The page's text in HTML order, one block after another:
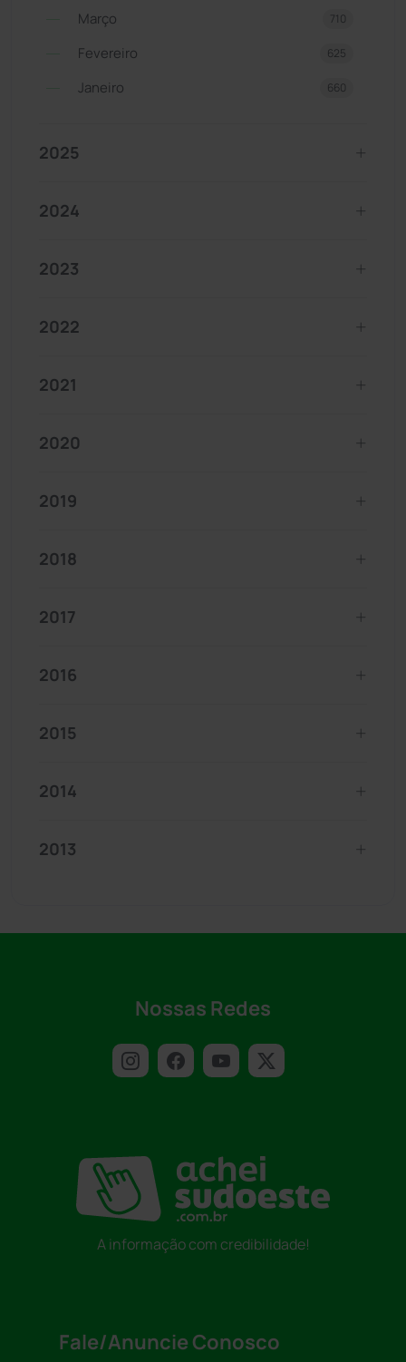
Março 710
Fevereiro 625
Janeiro 660
2025
2024
2023
2022
2021
2020
2019
2018
2017
2016
2015
2014
2013
Nossas Redes
A informação com credibilidade!
Fale/Anuncie Conosco